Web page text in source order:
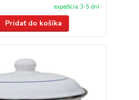
expedícia 3-5 dní
Pridať do košíka